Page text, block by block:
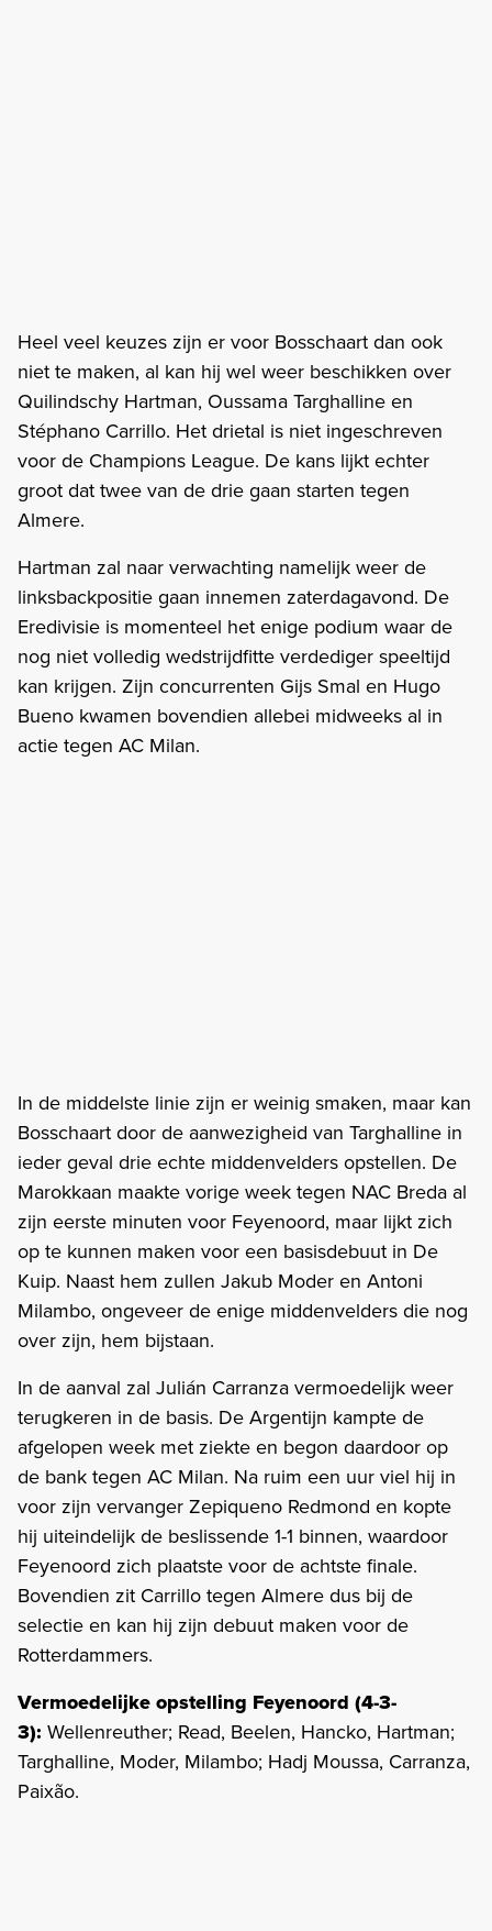
Heel veel keuzes zijn er voor Bosschaart dan ook
niet te maken, al kan hij wel weer beschikken over
Quilindschy Hartman, Oussama Targhalline en
Stéphano Carrillo. Het drietal is niet ingeschreven
voor de Champions League. De kans lijkt echter
groot dat twee van de drie gaan starten tegen
Almere.
Hartman zal naar verwachting namelijk weer de
linksbackpositie gaan innemen zaterdagavond. De
Eredivisie is momenteel het enige podium waar de
nog niet volledig wedstrijdfitte verdediger speeltijd
kan krijgen. Zijn concurrenten Gijs Smal en Hugo
Bueno kwamen bovendien allebei midweeks al in
actie tegen AC Milan.
In de middelste linie zijn er weinig smaken, maar kan
Bosschaart door de aanwezigheid van Targhalline in
ieder geval drie echte middenvelders opstellen. De
Marokkaan maakte vorige week tegen NAC Breda al
zijn eerste minuten voor Feyenoord, maar lijkt zich
op te kunnen maken voor een basisdebuut in De
Kuip. Naast hem zullen Jakub Moder en Antoni
Milambo, ongeveer de enige middenvelders die nog
over zijn, hem bijstaan.
In de aanval zal Julián Carranza vermoedelijk weer
terugkeren in de basis. De Argentijn kampte de
afgelopen week met ziekte en begon daardoor op
de bank tegen AC Milan. Na ruim een uur viel hij in
voor zijn vervanger Zepiqueno Redmond en kopte
hij uiteindelijk de beslissende 1-1 binnen, waardoor
Feyenoord zich plaatste voor de achtste finale.
Bovendien zit Carrillo tegen Almere dus bij de
selectie en kan hij zijn debuut maken voor de
Rotterdammers.
Vermoedelijke opstelling Feyenoord (4-3-
3): Wellenreuther; Read, Beelen, Hancko, Hartman;
Targhalline, Moder, Milambo; Hadj Moussa, Carranza,
Paixão.